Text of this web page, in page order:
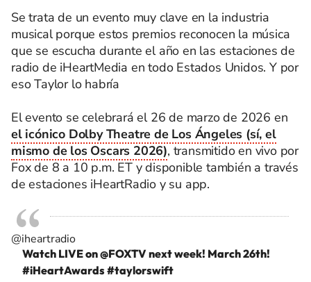
Se trata de un evento muy clave en la industria
musical porque estos premios reconocen la música
que se escucha durante el año en las estaciones de
radio de iHeartMedia​ en todo Estados Unidos. Y por
eso Taylor lo habría
El evento se celebrará el 26 de marzo de 2026 en
el icónico Dolby Theatre de Los Ángeles (sí, el
mismo de los Oscars 2026), transmitido en vivo por
Fox de 8 a 10 p.m. ET y disponible también a través
de estaciones iHeartRadio y su app.
@iheartradio
Watch LIVE on @FOXTV next week! March 26th!
#iHeartAwards#taylorswift